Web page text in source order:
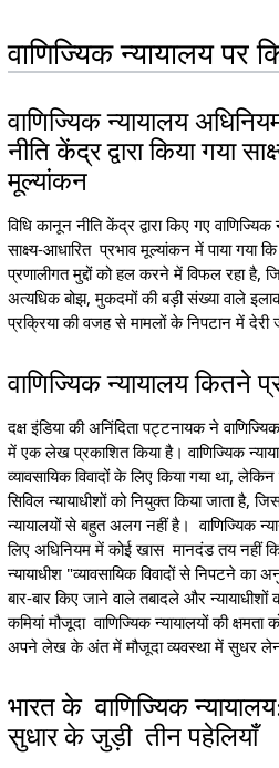
वाणिज्यिक न्यायालय पर
वाणिज्यिक न्यायालय
नीति केंद्र द्वारा किया गया
मूल्यांकन
विधि कानून नीति केंद्र द्वारा किए गए
साक्ष्य-आधारित प्रभाव मूल्यांकन में पाया गया
प्रणालीगत मुद्दों को हल करने में विफल रहा है,
अत्यधिक बोझ, मुकदमों की बड़ी संख्या वाले
प्रक्रिया की वजह से मामलों के निपटान में
वाणिज्यिक न्यायालय कितने
दक्ष इंडिया की अनिंदिता पट्टनायक ने
में एक लेख प्रकाशित किया है। वाणिज्यिक
व्यावसायिक विवादों के लिए किया गया था,
सिविल न्यायाधीशों को नियुक्त किया जाता है,
न्यायालयों से बहुत अलग नहीं है। वाणिज्यिक
लिए अधिनियम में कोई खास मानदंड तय नहीं
न्यायाधीश "व्यावसायिक विवादों से निपटने का
बार-बार किए जाने वाले तबादले और
कमियां मौजूदा वाणिज्यिक न्यायालयों की
अपने लेख के अंत में मौजूदा व्यवस्था में सुधर
भारत के वाणिज्यिक
सुधार के जुड़ी तीन पहेलियाँ